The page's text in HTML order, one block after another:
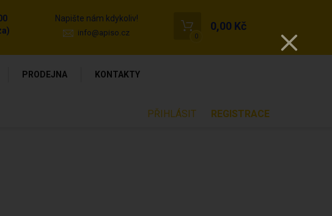
Napište nám kdykoliv!
info@apiso.cz 0
0,00 Kč
PRODEJNA KONTAKTY
PŘIHLÁSIT REGISTRACE